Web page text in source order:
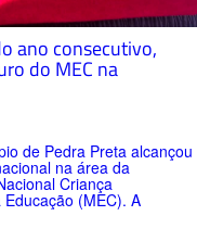
ano consecutivo,
do MEC na
de Pedra Preta alcançou
na área da
Criança
(MEC). A